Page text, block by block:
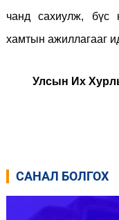
чанд сахиулж, бүс
хамтын ажиллагааг
Улсын Их
САНАЛ БОЛГОХ